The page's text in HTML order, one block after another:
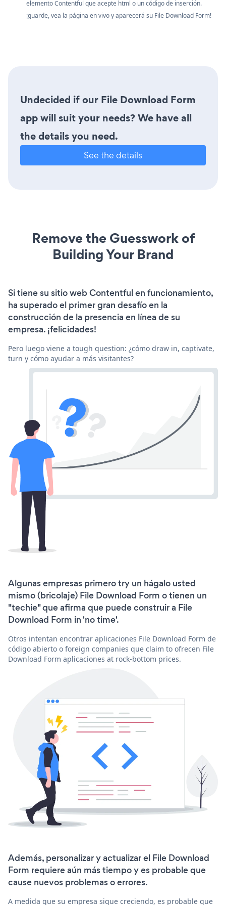
elemento Contentful que acepte html o un código de inserción.
¡guarde, vea la página en vivo y aparecerá su File Download Form!
Undecided if our File Download Form
app will suit your needs? We have all
the details you need.
See the details
Remove the Guesswork of
Building Your Brand
Si tiene su sitio web Contentful en funcionamiento,
ha superado el primer gran desafío en la
construcción de la presencia en línea de su
empresa. ¡felicidades!
Pero luego viene a tough question: ¿cómo draw in, captivate,
turn y cómo ayudar a más visitantes?
Algunas empresas primero try un hágalo usted
mismo (bricolaje) File Download Form o tienen un
"techie" que afirma que puede construir a File
Download Form in 'no time'.
Otros intentan encontrar aplicaciones File Download Form de
código abierto o foreign companies que claim to ofrecen File
Download Form aplicaciones at rock-bottom prices.
Además, personalizar y actualizar el File Download
Form requiere aún más tiempo y es probable que
cause nuevos problemas o errores.
A medida que su empresa sigue creciendo, es probable que